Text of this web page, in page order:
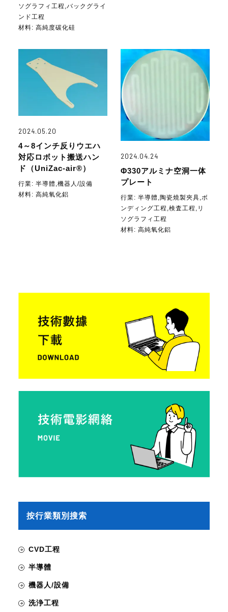
ソグラフィ工程,バックグライ
ンド工程
材料: 高純度碳化硅
2024.05.20
4～8インチ反りウエハ
対応ロボット搬送ハン
ド（UniZac-air®）
行業: 半導體,機器人/設備
材料: 高純氧化鋁
2024.04.24
Φ330アルミナ空洞一体
プレート
行業:半導體,陶瓷燒製夾具,ボ
ンディング工程,検査工程,リ
ソグラフィ工程
材料:高純氧化鋁
按行業類別搜索
CVD工程
半導體
機器人/設備
洗浄工程